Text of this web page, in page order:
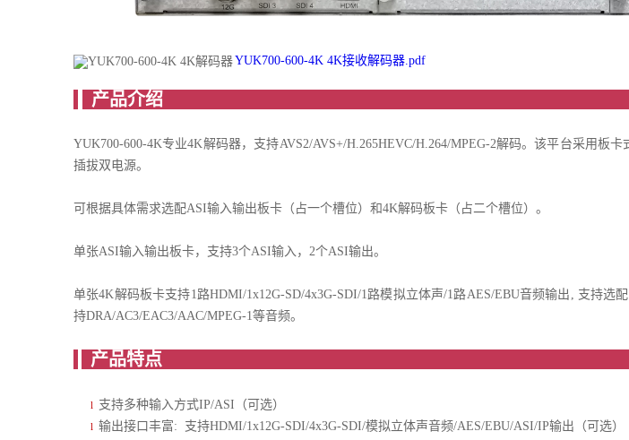
YUK700-600-4K 4K接收解码器.pdf
产品
YUK700-600-4K专业4K解码器，支持AVS2/AVS+/H.265HEVC/H.264/MPEG-2解码。该平台采用
插拔双电源。
可根据具体需求选配ASI输入输出板卡（占一个槽位）和4K解码板卡（占二个槽位）。
单张ASI输入输出板卡，支持3个ASI输入，2个ASI输出。
单张4K解码板卡支持1路HDMI/1x12G-SD/4x3G-SDI/1路模拟立体声/1路AES/EBU音频输出, 支持选
持DRA/AC3/EAC3/AAC/MPEG-1等音频。
产品
l 支持多种输入方式IP/ASI（可选）
l 输出接口丰富: 支持HDMI/1x12G-SDI/4x3G-SDI/模拟立体声音频/AES/EBU/ASI/IP输出（可选）